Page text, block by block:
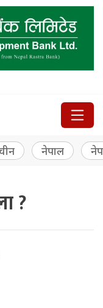
नेपाल
?